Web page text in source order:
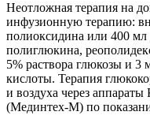
Неотложная терапия на
инфузионную терапию:
полиоксидина или 400 мл
полиглюкина,
5% раствора глюкозы и 3
кислоты. Терапия
и воздуха через
(Мединтех-М) по